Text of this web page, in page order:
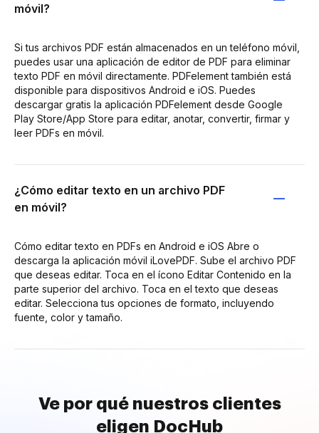
móvil?
Si tus archivos PDF están almacenados en un teléfono móvil,
puedes usar una aplicación de editor de PDF para eliminar
texto PDF en móvil directamente. PDFelement también está
disponible para dispositivos Android e iOS. Puedes
descargar gratis la aplicación PDFelement desde Google
Play Store/App Store para editar, anotar, convertir, firmar y
leer PDFs en móvil.
¿Cómo editar texto en un archivo PDF
en móvil?
Cómo editar texto en PDFs en Android e iOS Abre o
descarga la aplicación móvil iLovePDF. Sube el archivo PDF
que deseas editar. Toca en el ícono Editar Contenido en la
parte superior del archivo. Toca en el texto que deseas
editar. Selecciona tus opciones de formato, incluyendo
fuente, color y tamaño.
Ve por qué nuestros clientes
eligen DocHub